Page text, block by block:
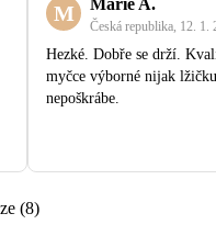
M Marie A.
Česká republika, 12. 1.
Hezké. Dobře se drží.
myčce výborné nijak lžičku
nepoškrábe.
(8)